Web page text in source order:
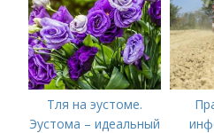
Тля на эустоме.
Эустома – идеальный